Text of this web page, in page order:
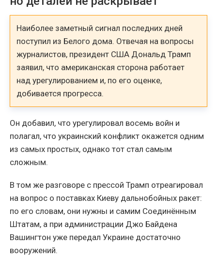
Наиболее заметный сигнал последних дней
поступил из Белого дома. Отвечая на вопросы
журналистов, президент США Дональд Трамп
заявил, что американская сторона работает
над урегулированием и, по его оценке,
добивается прогресса.
Он добавил, что урегулировал восемь войн и
полагал, что украинский конфликт окажется одним
из самых простых, однако тот стал самым
сложным.
В том же разговоре с прессой Трамп отреагировал
на вопрос о поставках Киеву дальнобойных ракет:
по его словам, они нужны и самим Соединённым
Штатам, а при администрации Джо Байдена
Вашингтон уже передал Украине достаточно
вооружений.